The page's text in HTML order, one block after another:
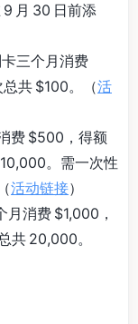
月 30 日前添
卡三个月消费
共 $100。（活
费 $500，得额
。需一次性
活动链接）
月消费 $1,000，
共 20,000。